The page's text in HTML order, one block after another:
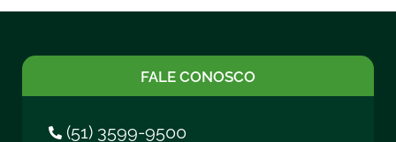
FALE CONOSCO
(51) 3599-9500